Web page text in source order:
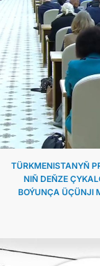
TÜRKMENISTANYŇ
NIŇ DEŇZE
BOÝUNÇA ÜÇÜNJI